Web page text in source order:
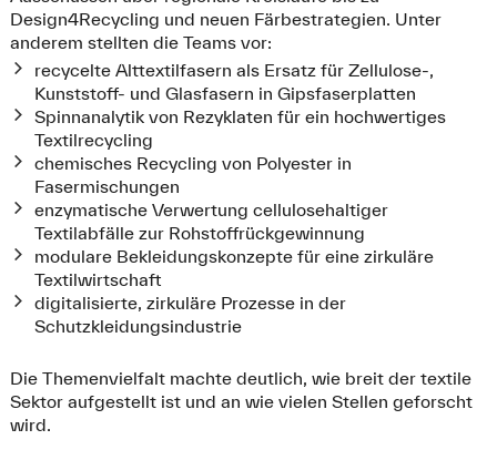
Design4Recycling und neuen Färbestrategien. Unter
anderem stellten die Teams vor:
recycelte Alttextilfasern als Ersatz für Zellulose-,
Kunststoff- und Glasfasern in Gipsfaserplatten
Spinnanalytik von Rezyklaten für ein hochwertiges
Textilrecycling
chemisches Recycling von Polyester in
Fasermischungen
enzymatische Verwertung cellulosehaltiger
Textilabfälle zur Rohstoffrückgewinnung
modulare Bekleidungskonzepte für eine zirkuläre
Textilwirtschaft
digitalisierte, zirkuläre Prozesse in der
Schutzkleidungsindustrie
Die Themenvielfalt machte deutlich, wie breit der textile
Sektor aufgestellt ist und an wie vielen Stellen geforscht
wird.